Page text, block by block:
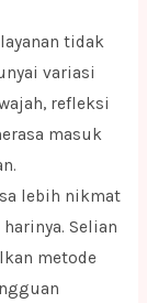
tidak
variasi
refleksi
masuk
lebih nikmat
Selian
metode